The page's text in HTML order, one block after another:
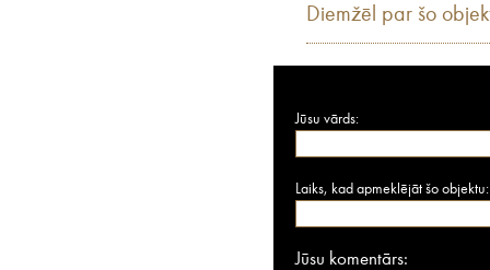
Diemžēl par šo
Jūsu vārds:
Laiks, kad apmeklējāt šo objektu:
Jūsu komentārs: